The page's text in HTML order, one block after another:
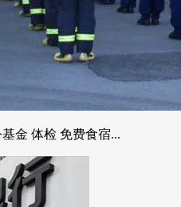
金 体检 免费食宿...